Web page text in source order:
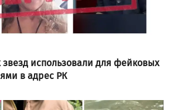
использовали для фейковых
в адрес РК